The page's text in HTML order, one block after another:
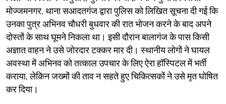
मोज्जमनगर, थाना सआदतगंज द्वारा पुलिस को लिखित सूचना दी गई कि
उनका पुत्र अभिनव चौधरी बुधवार की रात भोजन करने के बाद अपने
दोस्तों के साथ घूमने निकला था। इसी दौरान बालागंज के पास किसी
अज्ञात वाहन ने उसे जोरदार टक्कर मार दी। स्थानीय लोगों ने घायल
अवस्था में अभिनव को तत्काल उपचार के लिए ऐरा हॉस्पिटल में भर्ती
कराया, लेकिन जख्मों की ताव न सहते हुए चिकित्सकों ने उसे मृत घोषित
कर दिया।